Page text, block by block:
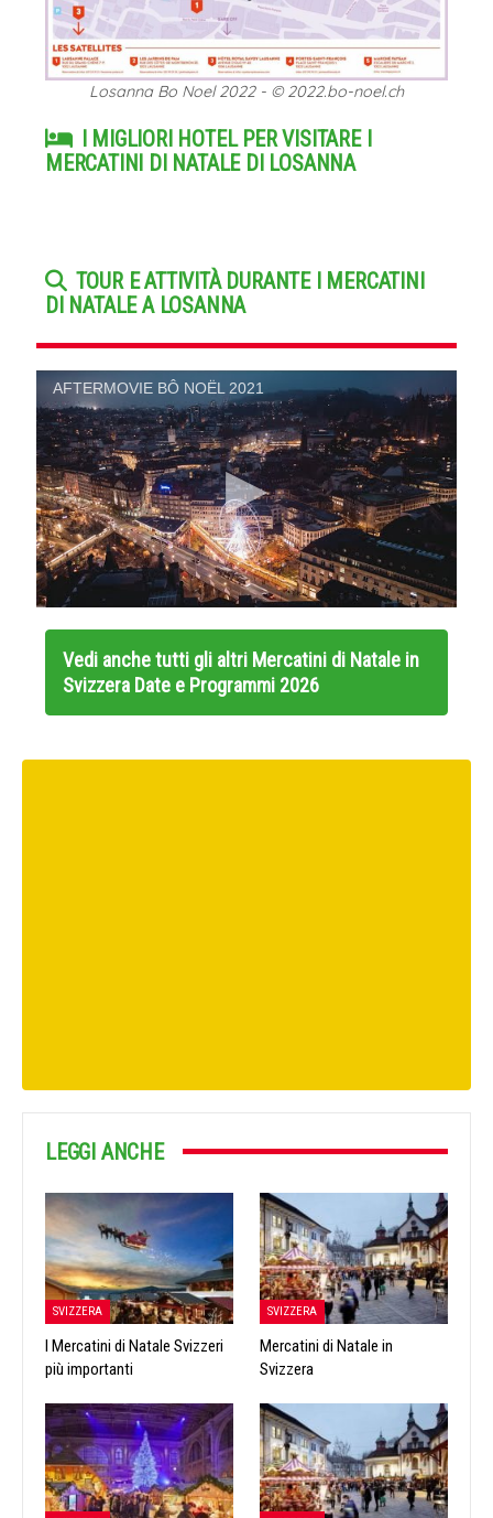
Losanna Bo Noel 2022 - © 2022.bo-noel.ch
I MIGLIORI HOTEL PER VISITARE I
MERCATINI DI NATALE DI LOSANNA
TOUR E ATTIVITÀ DURANTE I MERCATINI
DI NATALE A LOSANNA
AFTERMOVIE BÔ NOËL 2021
Vedi anche tutti gli altri Mercatini di Natale in
Svizzera Date e Programmi 2026
LEGGI ANCHE
SVIZZERA
I Mercatini di Natale Svizzeri
più importanti
SVIZZERA
Mercatini di Natale in
Svizzera